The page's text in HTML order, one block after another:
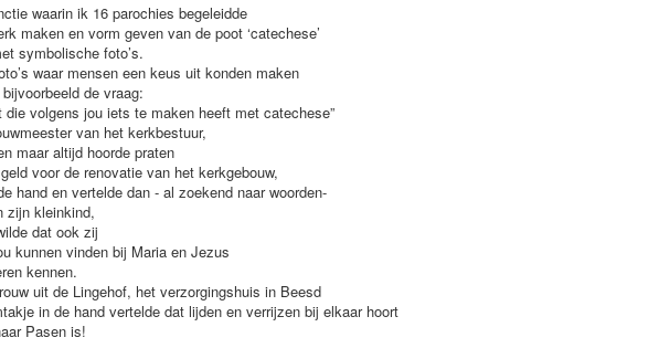
waarin ik 16 parochies begeleidde
maken en vorm geven van de poot ‘catechese’
symbolische foto’s.
waar mensen een keus uit konden maken
de vraag:
die volgens jou iets te maken heeft met catechese”
van het kerkbestuur,
maar altijd hoorde praten
voor de renovatie van het kerkgebouw,
hand en vertelde dan - al zoekend naar woorden-
zijn kleinkind,
dat ook zij
kunnen vinden bij Maria en Jezus
kennen.
uit de Lingehof, het verzorgingshuis in Beesd
in de hand vertelde dat lijden en verrijzen bij elkaar hoort
Pasen is!